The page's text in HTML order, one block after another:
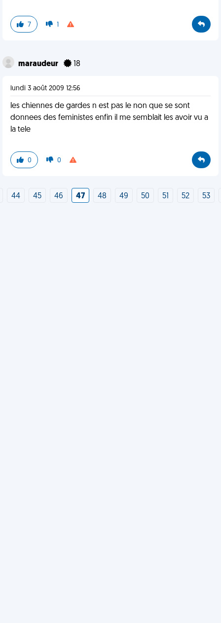
7 1
maraudeur 18
lundi 3 août 2009 12:56
les chiennes de gardes n est pas le non que se sont
donnees des feministes enfin il me semblait les avoir vu a
la tele
0 0
44 45 46 47 48 49 50 51 52 53